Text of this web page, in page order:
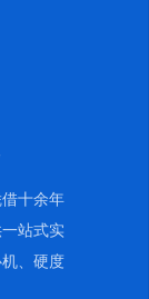
十余年
站式实
、硬度